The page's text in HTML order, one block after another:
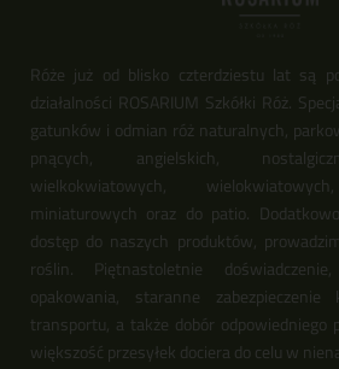
Róże już od blisko czterdziestu lat są
działalności ROSARIUM Szkółki Róż.
gatunków i odmian róż naturalnych,
pnących, angielskich,
wielkokwiatowych,
miniaturowych oraz do patio.
dostęp do naszych produktów,
roślin. Piętnastoletnie
opakowania, staranne
transportu, a także dobór odpowiedniego
większość przesyłek dociera do celu w